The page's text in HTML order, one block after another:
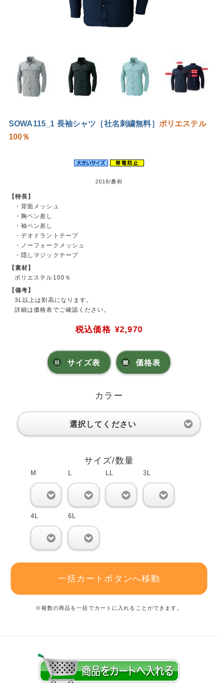
SOWA115_1 長袖シャツ［社名刺繍無料］ ポリエステル
100％
2018/桑和
【特長】
・背面メッシュ
・胸ペン差し
・袖ペン差し
・デオドラントテープ
・ノーフォークメッシュ
・隠しマジックテープ
【素材】
ポリエステル100％
【備考】
3L以上は割高になります。
詳細は価格表でご確認ください。
税込価格 ¥2,970
サイズ表 価格表
カラー
選択してください
サイズ/数量
M L LL 3L
4L 6L
一括カートボタンへ移動
※複数の商品を一括でカートに入れることができます。